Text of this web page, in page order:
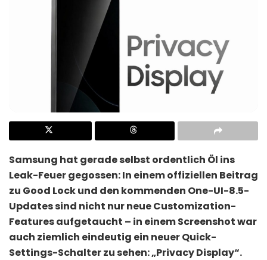
Samsung hat gerade selbst ordentlich Öl ins
Leak-Feuer gegossen: In einem offiziellen Beitrag
zu Good Lock und den kommenden One-UI-8.5-
Updates sind nicht nur neue Customization-
Features aufgetaucht – in einem Screenshot war
auch ziemlich eindeutig ein neuer Quick-
Settings-Schalter zu sehen: „Privacy Display“.